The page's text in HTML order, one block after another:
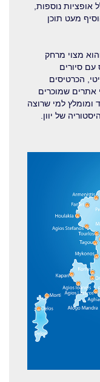
אופציות נוספות,
מעט תוכן
מצוי מרחק
עם סיורים
הכרטיסים
אתרים שמוכרים
ומומלץ למי שרוצה
של יוון.